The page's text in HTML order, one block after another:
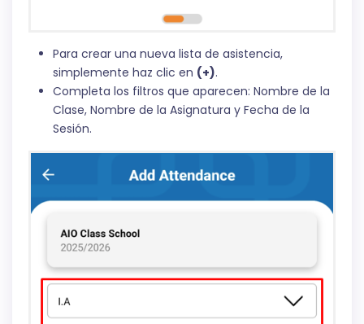
Para crear una nueva lista de asistencia,
simplemente haz clic en (+).
Completa los filtros que aparecen: Nombre de la
Clase, Nombre de la Asignatura y Fecha de la
Sesión.